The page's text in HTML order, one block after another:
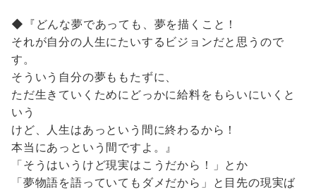
◆『どんな夢であっても、夢を描くこと！
それが自分の人生にたいするビジョンだと思うので
す。
そういう自分の夢ももたずに、
ただ生きていくためにどっかに給料をもらいにいくと
いう
けど、人生はあっという間に終わるから！
本当にあっという間ですよ。』
「そうはいうけど現実はこうだから！」とか
「夢物語を語っていてもダメだから」と目先の現実ば